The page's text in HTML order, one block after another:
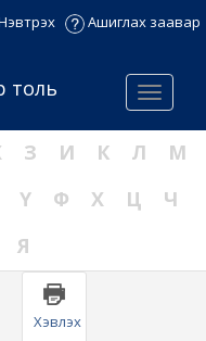
Ашиглах заавар
Menu
толь
З И К Л
М
Ү Ф Х Ц
Ч
Я
Хэвлэх